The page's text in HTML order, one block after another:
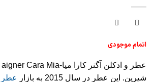
اتمام موجودی
شیرین. این عطر در سال 2015 به بازار
عطر